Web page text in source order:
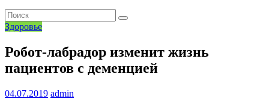
Здоровье
Робот-лабрадор изменит жизнь
пациентов с деменцией
04.07.2019 admin